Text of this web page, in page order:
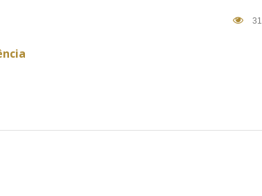
31